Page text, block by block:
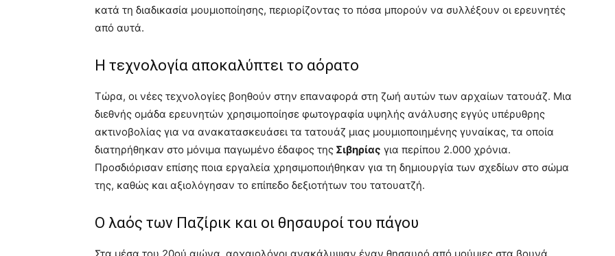
κατά τη διαδικασία μουμιοποίησης, περιορίζοντας το πόσα μπορούν να συλλέξουν οι ερευνητές
από αυτά.
Η τεχνολογία αποκαλύπτει το αόρατο
Τώρα, οι νέες τεχνολογίες βοηθούν στην επαναφορά στη ζωή αυτών των αρχαίων τατουάζ. Μια
διεθνής ομάδα ερευνητών χρησιμοποίησε φωτογραφία υψηλής ανάλυσης εγγύς υπέρυθρης
ακτινοβολίας για να ανακατασκευάσει τα τατουάζ μιας μουμιοποιημένης γυναίκας, τα οποία
διατηρήθηκαν στο μόνιμα παγωμένο έδαφος της Σιβηρίας για περίπου 2.000 χρόνια.
Προσδιόρισαν επίσης ποια εργαλεία χρησιμοποιήθηκαν για τη δημιουργία των σχεδίων στο σώμα
της, καθώς και αξιολόγησαν το επίπεδο δεξιοτήτων του τατουατζή.
Ο λαός των Παζίρικ και οι θησαυροί του πάγου